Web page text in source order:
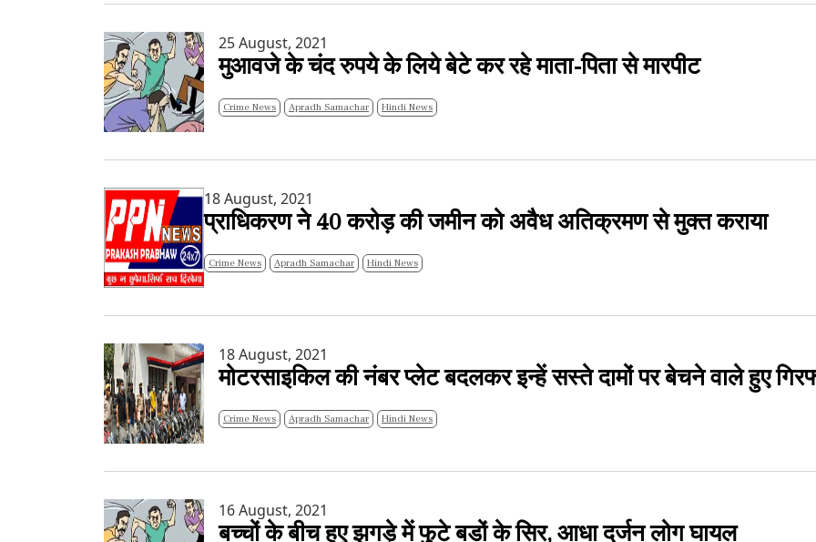
25 August, 2021
मुआवजे के चंद रुपये के लिये बेटे कर रहे माता-पिता से मारपीट
Crime News Apradh Samachar Hindi News
18 August, 2021
प्राधिकरण ने 40 करोड़ की जमीन को अवैध अतिक्रमण से मुक्त कराया
Crime News Apradh Samachar Hindi News
18 August, 2021
मोटरसाइकिल की नंबर प्लेट बदलकर इन्हें सस्ते दामों पर बेचने वाले हुए
Crime News Apradh Samachar Hindi News
16 August, 2021
बच्चों के बीच हुए झगड़े में फुटे बडों के सिर, आधा दर्जन लोग घायल